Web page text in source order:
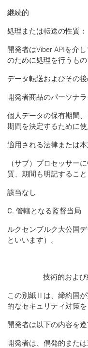
継続的
処理または転送の性質：
開発者はViber APIを介
のために処理を行うもの
データ転送およびその
開発者商品のパーソナ
個人データの保有期間
期間を決定するために使
適用される法律または
（サブ）プロセッサー
質、期間も明記すること
該当なし
C. 管轄となる監督当局
ルクセンブルク大公国
といいます）。
技術的およ
この別紙 Ⅱ は、締約国
的なセキュリティ対策を
開発者は以下の内容を遵
開発者は、偶発的また